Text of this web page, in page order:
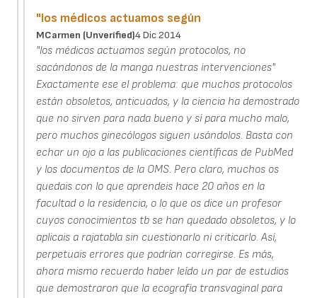
"los médicos actuamos según
MCarmen (unverified)4 Dic 2014
"los médicos actuamos según protocolos, no
sacándonos de la manga nuestras intervenciones"
Exactamente ese el problema: que muchos protocolos
están obsoletos, anticuados, y la ciencia ha demostrado
que no sirven para nada bueno y sí para mucho malo,
pero muchos ginecólogos siguen usándolos. Basta con
echar un ojo a las publicaciones científicas de PubMed
y los documentos de la OMS. Pero claro, muchos os
quedais con lo que aprendeis hace 20 años en la
facultad o la residencia, o lo que os dice un profesor
cuyos conocimientos tb se han quedado obsoletos, y lo
aplicais a rajatabla sin cuestionarlo ni criticarlo. Así,
perpetuais errores que podrían corregirse. Es más,
ahora mismo recuerdo haber leído un par de estudios
que demostraron que la ecografía transvaginal para